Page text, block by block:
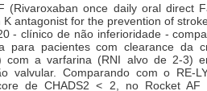
(Rivaroxaban once daily oral direct
antagonist for the prevention of
- clínico de não inferioridade -
para pacientes com clearance da
com a varfarina (RNI alvo de 2-3)
valvular. Comparando com o RE-
de CHADS2 < 2, no Rocket AF